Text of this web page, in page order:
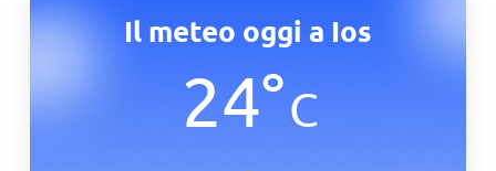
Il meteo oggi a Ios
24°C